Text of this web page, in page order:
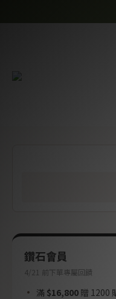
鑽石會員
4/21 前下單專屬回饋
滿 $16,800 贈 1200